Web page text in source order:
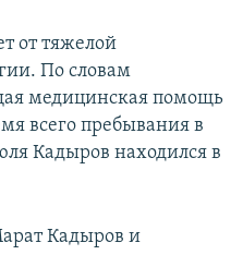
от тяжелой
По словам
медицинская помощь
всего пребывания в
Кадыров находился в
Кадыров и